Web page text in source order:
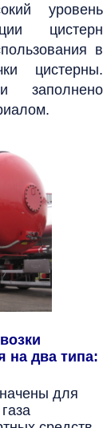
уровень
цистерн
в
цистерны.
заполнено
на два типа:
для